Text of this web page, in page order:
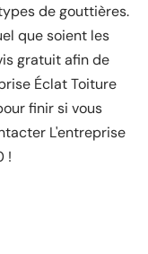
de gouttières.
que soient les
gratuit afin de
Éclat Toiture
finir si vous
L'entreprise
!